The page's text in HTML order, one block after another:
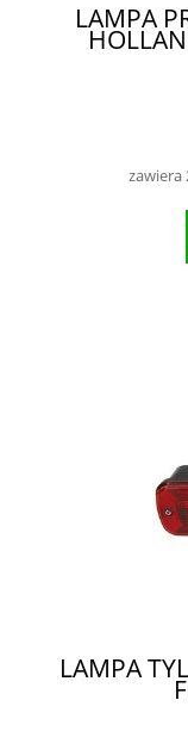
LAMPA
zawiera
LAMPA